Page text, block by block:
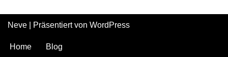
Neve | Präsentiert von WordPress
Home Blog